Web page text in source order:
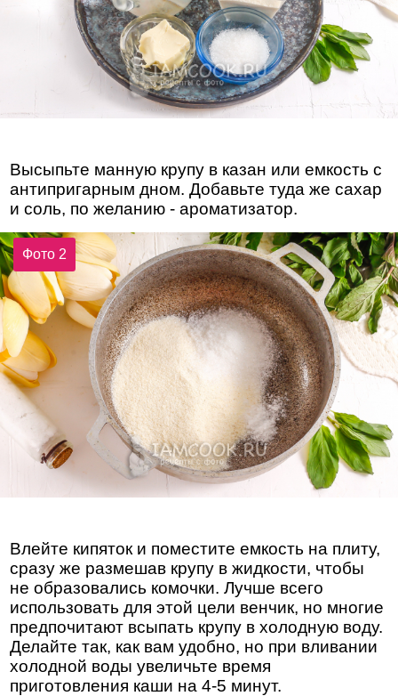
Высыпьте манную крупу в казан или емкость с
антипригарным дном. Добавьте туда же сахар
и соль, по желанию - ароматизатор.
Фото 2
Влейте кипяток и поместите емкость на плиту,
сразу же размешав крупу в жидкости, чтобы
не образовались комочки. Лучше всего
использовать для этой цели венчик, но многие
предпочитают всыпать крупу в холодную воду.
Делайте так, как вам удобно, но при вливании
холодной воды увеличьте время
приготовления каши на 4-5 минут.